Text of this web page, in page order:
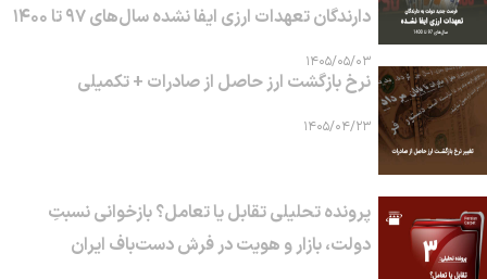
دارندگان تعهدات ارزی ایفا نشده سال‌های ۹۷ تا ۱۴۰۰
۱۴۰۵/۰۵/۰۳
نرخ بازگشت ارز حاصل از صادرات + تکمیلی
۱۴۰۵/۰۴/۲۳
پرونده تحلیلی تقابل یا تعامل؟ بازخوانی نسبتِ
دولت، بازار و هویت در فرش دست‌باف ایران